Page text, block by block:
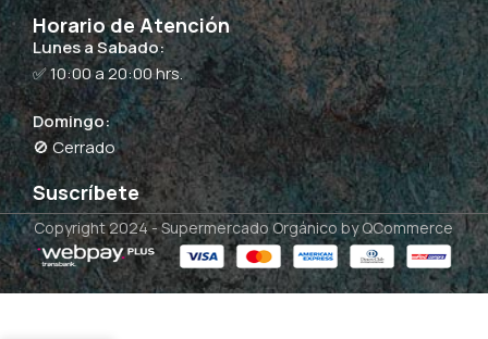
Horario de Atención
Lunes a Sabado:
✅ 10:00 a 20:00 hrs.
Domingo:
🚫 Cerrado
Suscríbete
Copyright 2024 -Supermercado Orgánico by QCommerce